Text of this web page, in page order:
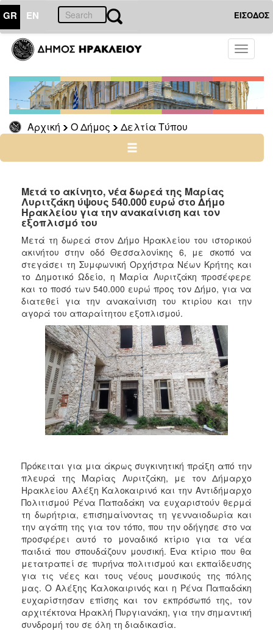
GR EN ΕΙΣΟΔΟΣ
Toggle
Αρχική Ο Δήμος Δελτία Τύπου
ΔΗΜΟΣ
Δελτία
Τύπου
Αρχείο
ΠΟΛΙΤΙΣΜΟΣ
ΑΝΘΕΚΤΙΚΗ
ΠΟΛΗ
Μετά το ακίνητο, νέα δωρεά της Μαρίας
Λυριτζάκη ύψους 540.000 ευρώ στο Δήμο
Ηρακλείου για την ανακαίνιση και τον
εξοπλισμό του
Μετά τη δωρεά στον Δήμο Ηρακλείου του ιστορικού
ακινήτου στην οδό Θεσσαλονίκης 6, με σκοπό να
στεγάσει τη Συμφωνική Ορχήστρα Νέων Κρήτης και
το Δημοτικό Ωδείο, η Μαρία Λυριτζάκη προσέφερε
και το ποσό των 540.000 ευρώ προς τον Δήμο, για να
διατεθεί για την ανακαίνιση του κτιρίου και την
αγορά του απαραίτητου εξοπλισμού.
Πρόκειται για μια άκρως συγκινητική πράξη από την
πλευρά της Μαρίας Λυριτζάκη, με τον Δήμαρχο
Ηρακλείου Αλέξη Καλοκαιρινό και την Αντιδήμαρχο
Πολιτισμού Ρένα Παπαδάκη να ευχαριστούν θερμά
τη δωρήτρια, επισημαίνοντας τη γενναιοδωρία και
την αγάπη της για τον τόπο, που την οδήγησε στο να
προσφέρει αυτό το μοναδικό κτίριο για τα νέα
παιδιά που σπουδάζουν μουσική. Ένα κτίριο που θα
μετατραπεί σε πυρήνα πολιτισμού και εκπαίδευσης
για τις νέες και τους νέους μουσικούς της πόλης
μας. Ο Αλέξης Καλοκαιρινός και η Ρένα Παπαδάκη
ευχαρίστησαν επίσης και τον εκπρόσωπό της, τον
αρχιτέκτονα Ηρακλή Πυργιανάκη, για την σημαντική
συνδρομή του σε όλη τη διαδικασία.